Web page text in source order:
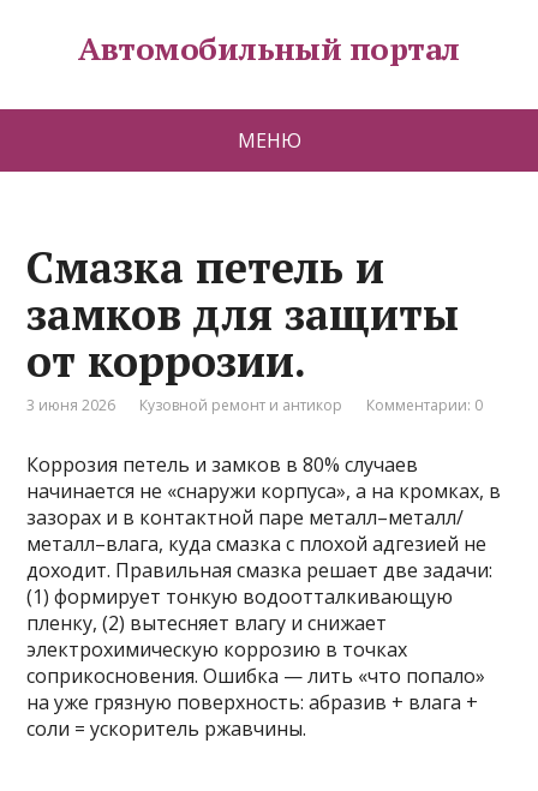
Автомобильный портал
МЕНЮ
Смазка петель и
замков для защиты
от коррозии.
3 июня 2026 Кузовной ремонт и антикор Комментарии: 0
Коррозия петель и замков в 80% случаев
начинается не «снаружи корпуса», а на кромках, в
зазорах и в контактной паре металл–металл/
металл–влага, куда смазка с плохой адгезией не
доходит. Правильная смазка решает две задачи:
(1) формирует тонкую водоотталкивающую
пленку, (2) вытесняет влагу и снижает
электрохимическую коррозию в точках
соприкосновения. Ошибка — лить «что попало»
на уже грязную поверхность: абразив + влага +
соли = ускоритель ржавчины.